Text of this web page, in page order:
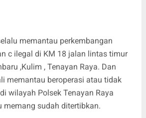
memantau perkembangan
c ilegal di KM 18 jalan lintas timur
,Kulim , Tenayan Raya. Dan
memantau beroperasi atau tidak
wilayah Polsek Tenayan Raya
memang sudah ditertibkan.